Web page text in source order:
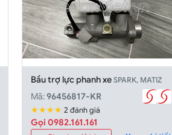
Bầu trợ lực phanh xeSPARK, MATIZ
Mã:96456817-KR
★★★★ 2 đánh giá
Gọi 0982.161.161